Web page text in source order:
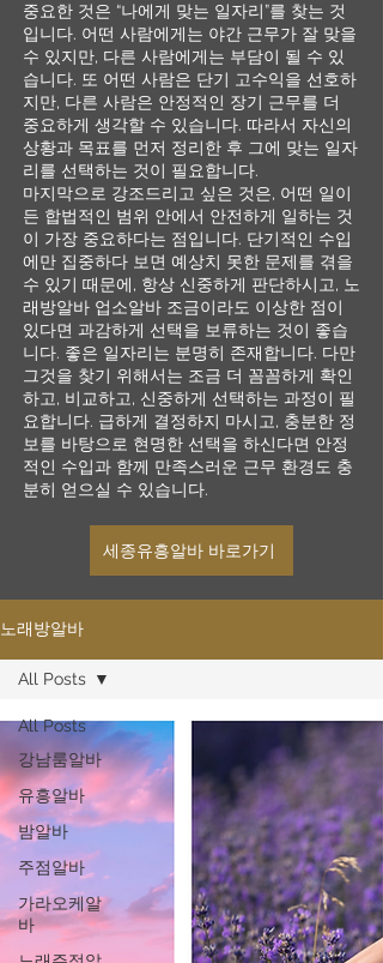
중요한 것은 “나에게 맞는 일자리”를 찾는 것
입니다. 어떤 사람에게는 야간 근무가 잘 맞을
수 있지만, 다른 사람에게는 부담이 될 수 있
습니다. 또 어떤 사람은 단기 고수익을 선호하
지만, 다른 사람은 안정적인 장기 근무를 더
중요하게 생각할 수 있습니다. 따라서 자신의
상황과 목표를 먼저 정리한 후 그에 맞는 일자
리를 선택하는 것이 필요합니다.
마지막으로 강조드리고 싶은 것은, 어떤 일이
든 합법적인 범위 안에서 안전하게 일하는 것
이 가장 중요하다는 점입니다. 단기적인 수입
에만 집중하다 보면 예상치 못한 문제를 겪을
수 있기 때문에, 항상 신중하게 판단하시고, 노
래방알바 업소알바 조금이라도 이상한 점이
있다면 과감하게 선택을 보류하는 것이 좋습
니다. 좋은 일자리는 분명히 존재합니다. 다만
그것을 찾기 위해서는 조금 더 꼼꼼하게 확인
하고, 비교하고, 신중하게 선택하는 과정이 필
요합니다. 급하게 결정하지 마시고, 충분한 정
보를 바탕으로 현명한 선택을 하신다면 안정
적인 수입과 함께 만족스러운 근무 환경도 충
분히 얻으실 수 있습니다.
세종유흥알바 바로가기
노래방알바
All Posts
강남룸알바
유흥알바
밤알바
주점알바
가라오케알
바
All Posts